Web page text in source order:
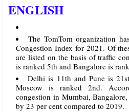
ENGLISH
The TomTom organization
Congestion Index for 2021. Of
are listed on the basis of traffic
is ranked 5th and Bangalore is
Delhi is 11th and Pune is
Moscow is ranked 2nd.
congestion in Mumbai,
by 23 per cent compared to 2019.